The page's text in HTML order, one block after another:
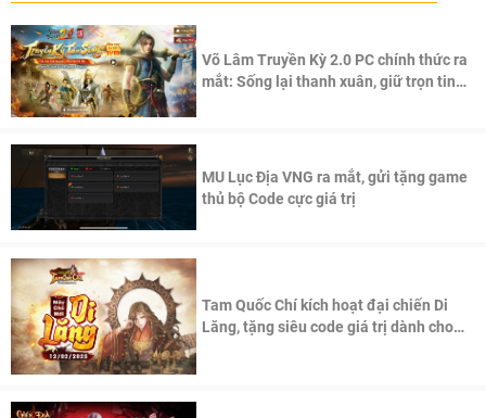
Võ Lâm Truyền Kỳ 2.0 PC chính thức ra
mắt: Sống lại thanh xuân, giữ trọn tinh
MU Lục Địa VNG ra mắt, gửi tặng game
thủ bộ Code cực giá trị
Tam Quốc Chí kích hoạt đại chiến Di
Lăng, tặng siêu code giá trị dành cho